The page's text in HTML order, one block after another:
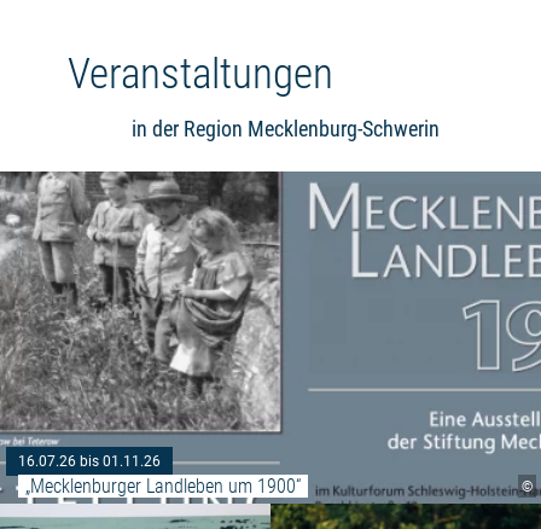
Veranstaltungen
in der Region Mecklenburg-Schwerin
©
16.07.26 bis 01.11.26
„Mecklenburger Landleben um 1900“
Weiterlesen: "Grafikkunst im